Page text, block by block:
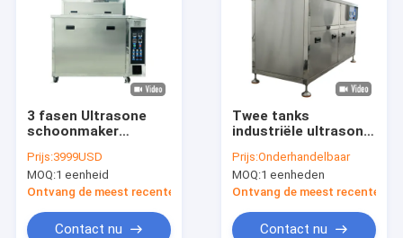
VR toon
Neem contact met ons op
Nieuws
3 fasen Ultrasone
schoonmaker
Digitaal Display En
Verwarming 4.5kW
Prijs:3999USD
MOQ:1 eenheid
Ontvang de meest recente Prijs
Contact nu
Twee tanks
industriële ultrasone
grote componenten
Prijs:Onderhandelbaar
MOQ:1 eenheden
Ontvang de meest recente
Contact nu